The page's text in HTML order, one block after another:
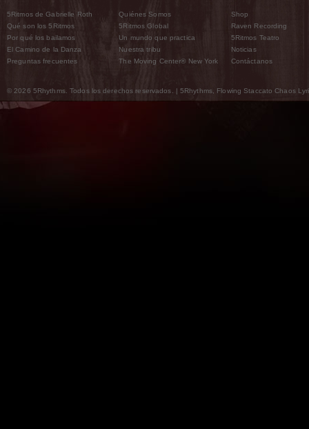
5Ritmos de Gabrielle Roth
Qué son los 5Ritmos
Por qué los bailamos
El Camino de la Danza
Preguntas frecuentes
Quiénes Somos
5Ritmos Global
Un mundo que practica
Nuestra tribu
The Moving Center® New York
Shop
Raven Recording
5Ritmos Teatro
Noticias
Contáctanos
© 2026 5Rhythms. Todos los derechos reservados. | 5Rhythms, Flowing Staccato Chaos